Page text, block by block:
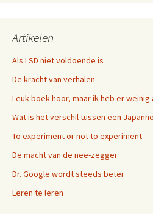
Artikelen
Als LSD niet voldoende is
De kracht van verhalen
Leuk boek hoor, maar ik heb er weinig
Wat is het verschil tussen een
To experiment or not to experiment
De macht van de nee-zegger
Dr. Google wordt steeds beter
Leren te leren